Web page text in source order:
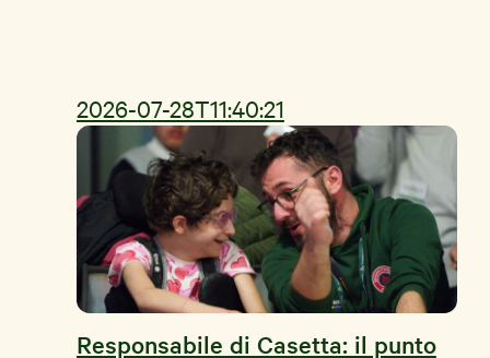
2026-07-28T11:40:21
Responsabile di Casetta: il punto